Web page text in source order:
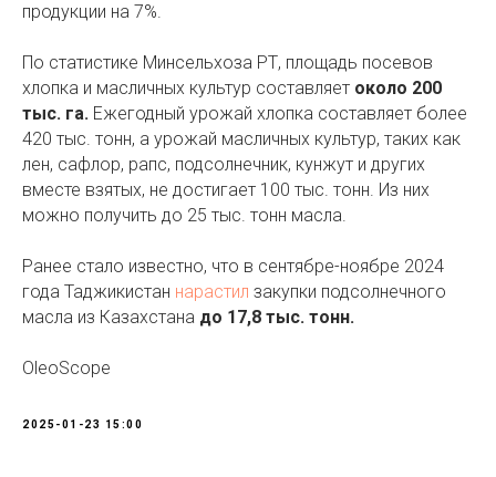
продукции на 7%.
По статистике Минсельхоза РТ, площадь посевов
хлопка и масличных культур составляет около 200
тыс. га. Ежегодный урожай хлопка составляет более
420 тыс. тонн, а урожай масличных культур, таких как
лен, сафлор, рапс, подсолнечник, кунжут и других
вместе взятых, не достигает 100 тыс. тонн. Из них
можно получить до 25 тыс. тонн масла.
Ранее стало известно, что в сентябре-ноябре 2024
года Таджикистан нарастил закупки подсолнечного
масла из Казахстана до 17,8 тыс. тонн.
OleoScope
2025-01-23 15:00